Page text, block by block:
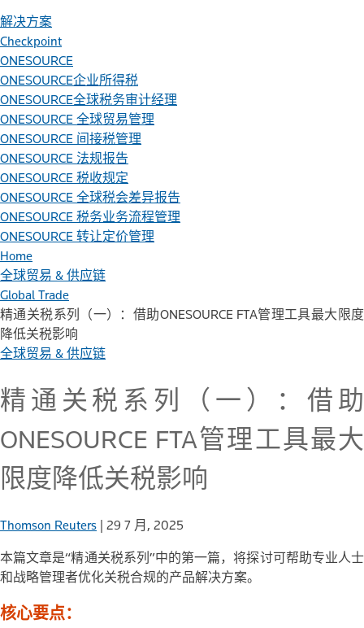
解决方案
Checkpoint
ONESOURCE
ONESOURCE企业所得税
ONESOURCE全球税务审计经理
ONESOURCE 全球贸易管理
ONESOURCE 间接税管理
ONESOURCE 法规报告
ONESOURCE 税收规定
ONESOURCE 全球税会差异报告
ONESOURCE 税务业务流程管理
ONESOURCE 转让定价管理
Home
全球贸易 & 供应链
Global Trade
精通关税系列（一）：借助ONESOURCE FTA管理工具最大限度
降低关税影响
全球贸易 & 供应链
精通关税系列（一）：借助
ONESOURCE FTA管理工具最大
限度降低关税影响
Thomson Reuters 29 7 月, 2025
本篇文章是“精通关税系列”中的第一篇，将探讨可帮助专业人士
和战略管理者优化关税合规的产品解决方案。
核心要点：‌